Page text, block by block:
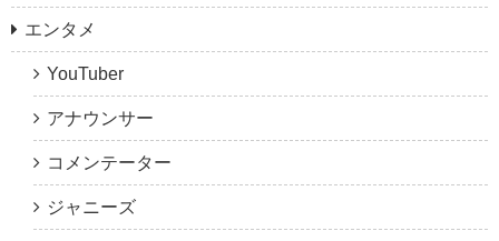
エンタメ
YouTuber
アナウンサー
コメンテーター
ジャニーズ